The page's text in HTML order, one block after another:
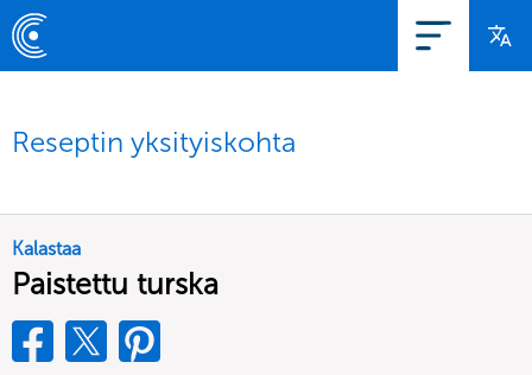
Reseptin yksityiskohta
Kalastaa
Paistettu turska